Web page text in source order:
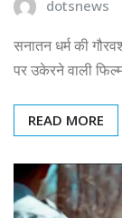
dotsnews
सनातन धर्म की
पर उकेरने वाली फिल्म
READ MORE